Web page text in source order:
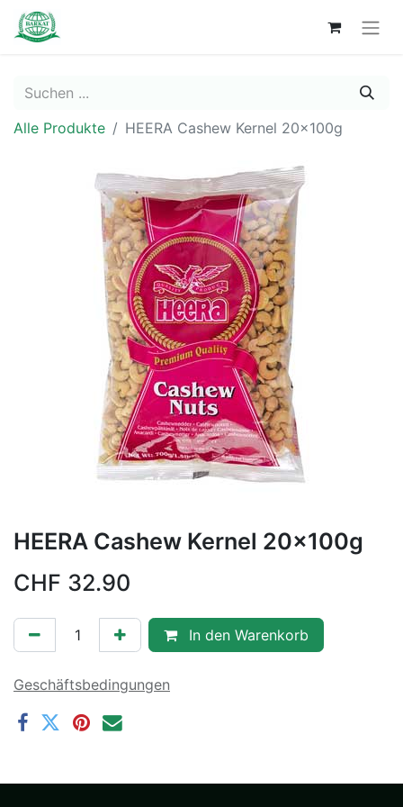
Alle Produkte HEERA Cashew Kernel 20x100g
HEERA Cashew Kernel 20x100g
CHF 32.90
In den Warenkorb
Geschäftsbedingungen